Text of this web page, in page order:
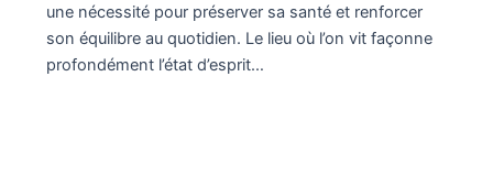
une nécessité pour préserver sa santé et renforcer
son équilibre au quotidien. Le lieu où l’on vit façonne
profondément l’état d’esprit…